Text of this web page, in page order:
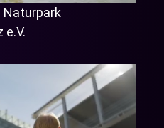
Naturpark